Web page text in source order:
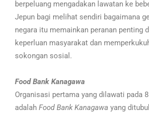
berpeluang mengadakan lawatan ke
Jepun bagi melihat sendiri bagaimana
negara itu memainkan peranan penting
keperluan masyarakat dan
sokongan sosial.
Food Bank Kanagawa
Organisasi pertama yang dilawati pada
adalah Food Bank Kanagawa yang